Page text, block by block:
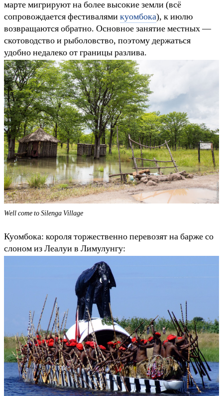
марте мигрируют на более высокие земли (всё
сопровождается фестивалями куомбока), к июлю
возвращаются обратно. Основное занятие местных —
скотоводство и рыболовство, поэтому держаться
удобно недалеко от границы разлива.
Well come to Silenga Village
Куомбока: короля торжественно перевозят на барже со
слоном из Леалуи в Лимулунгу: